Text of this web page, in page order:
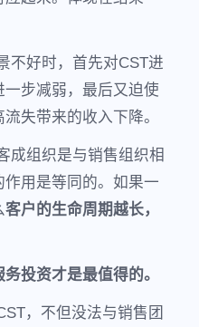
不好时，首先对CST进
步减弱，最后又迫使
失带来的收入下降。
成组织是与销售组织相
用是等同的。如果一
客户的生命周期越长，
投资才是最值得的。
，不但没法与销售团